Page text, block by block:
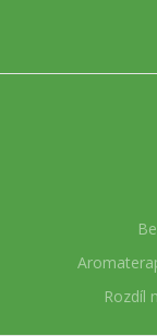
Rozdíl